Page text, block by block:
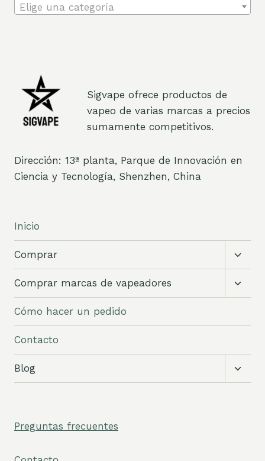
Elige una categoría
Sigvape ofrece productos de
vapeo de varias marcas a precios
sumamente competitivos.
Dirección: 13ª planta, Parque de Innovación en
Ciencia y Tecnología, Shenzhen, China
Inicio
Comprar
Comprar marcas de vapeadores
Cómo hacer un pedido
Contacto
Blog
Preguntas frecuentes